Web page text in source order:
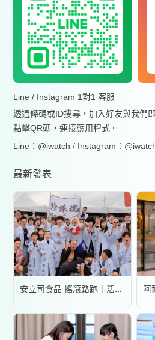
Line / Instagram 1對1 客服
透過條碼或ID搜尋，加入好友與我們
點擊QR碼，連接應用程式。
Line：@iwatch / Instagram：
最新發表
安立司食品 搖滾路跑｜活動錄影